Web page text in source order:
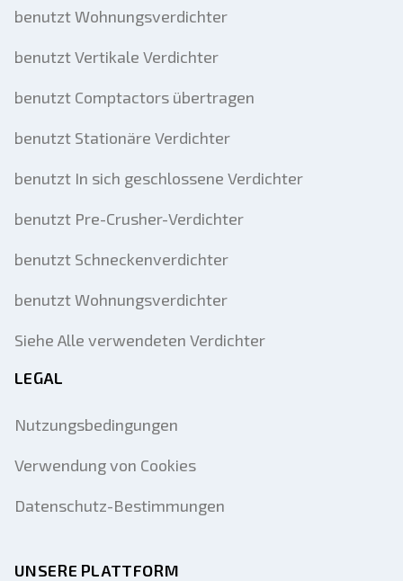
benutzt Wohnungsverdichter
benutzt Vertikale Verdichter
benutzt Comptactors übertragen
benutzt Stationäre Verdichter
benutzt In sich geschlossene Verdichter
benutzt Pre-Crusher-Verdichter
benutzt Schneckenverdichter
benutzt Wohnungsverdichter
Siehe Alle verwendeten Verdichter
LEGAL
Nutzungsbedingungen
Verwendung von Cookies
Datenschutz-Bestimmungen
UNSERE PLATTFORM